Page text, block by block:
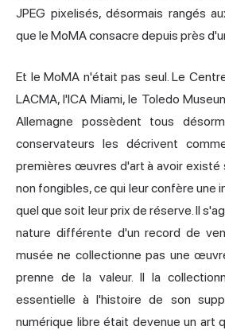
JPEG pixelisés, désormais rangés
que le MoMA consacre depuis près
Et le MoMA n'était pas seul. Le
LACMA, l'ICA Miami, le Toledo
Allemagne possèdent tous
conservateurs les décrivent
premières œuvres d'art à avoir existé
non fongibles, ce qui leur confère une
quel que soit leur prix de réserve. Il
nature différente d'un record de
musée ne collectionne pas une
prenne de la valeur. Il la
essentielle à l'histoire de son
numérique libre était devenue un art